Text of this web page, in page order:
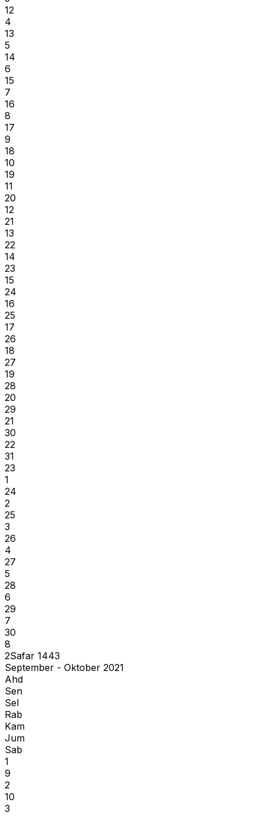
12
4
13
5
14
6
15
7
16
8
17
9
18
10
19
11
20
12
21
13
22
14
23
15
24
16
25
17
26
18
27
19
28
20
29
21
30
22
31
23
1
24
2
25
3
26
4
27
5
28
6
29
7
30
8
2Safar 1443
September - Oktober 2021
Ahd
Sen
Sel
Rab
Kam
Jum
Sab
1
9
2
10
3